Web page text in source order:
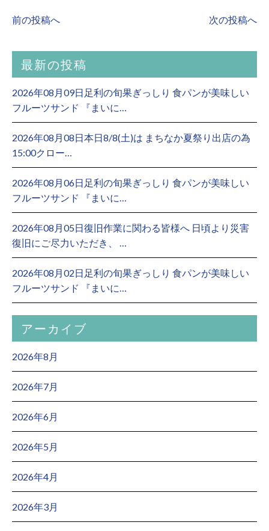
前の投稿へ 次の投稿へ
最新の投稿
2026年08月09日足利の旬果ぎっしり 食パンが美味しい
フルーツサンド 『まいに…
2026年08月08日本日8/8(土)は まちなか夏祭り出店の為
15:00クロー…
2026年08月06日足利の旬果ぎっしり 食パンが美味しい
フルーツサンド 『まいに…
2026年08月05日復旧作業に関わる皆様へ 日頃より災害
復旧にご尽力いただき、 …
2026年08月02日足利の旬果ぎっしり 食パンが美味しい
フルーツサンド 『まいに…
アーカイブ
2026年8月
2026年7月
2026年6月
2026年5月
2026年4月
2026年3月